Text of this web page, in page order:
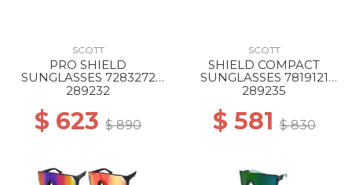
SCOTT
PRO SHIELD
SUNGLASSES 7283272
marble black/teal
289232
$ 623 $ 890
SCOTT
SHIELD COMPACT
SUNGLASSES 7819121
terrazzo black/green
289235
$ 581$ 830